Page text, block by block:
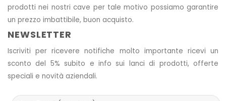
prodotti nei nostri cave per tale motivo possiamo garantire
un prezzo imbattibile, buon acquisto.
NEWSLETTER
Iscriviti per ricevere notifiche molto importante ricevi un
sconto del 5% subito e info sui lanci di prodotti, offerte
speciali e novità aziendali.